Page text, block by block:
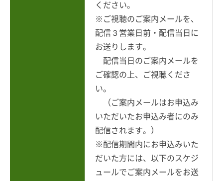
ください。
※ご視聴のご案内メールを、
配信３営業日前・配信当日に
お送りします。
配信当日のご案内メールを
ご確認の上、ご視聴くださ
い。
（ご案内メールはお申込み
いただいたお申込み者にのみ
配信されます。）
※配信期間内にお申込みいた
だいた方には、以下のスケジ
ュールでご案内メールをお送